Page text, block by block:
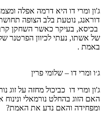
ג'ון ומרי דו היא דרמה אפלה
דוראנג, נוטעת בלב הצופה תחושת
בכיסא, בעיקר כאשר השחקן
של אשתו, נעתי לכיוון הפרטנר
באמת .
ג׳ו ומרי דו – שלומי פרין
האם הזוג בהחלט נורמאלי
ומפחידה והאם נדע את האמת?